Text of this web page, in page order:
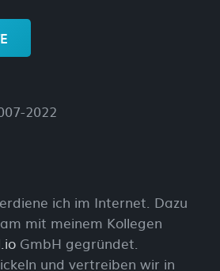
2022
ich im Internet. Dazu
mit meinem Kollegen
GmbH gegründet.
und vertreiben wir in